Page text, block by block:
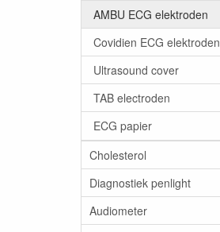
AMBU ECG elektroden
Covidien ECG elektroden
Ultrasound cover
TAB electroden
ECG papier
Cholesterol
Diagnostiek penlight
Audiometer